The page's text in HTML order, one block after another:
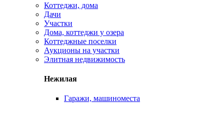
Коттеджи, дома
Дачи
Участки
Дома, коттеджи у озера
Коттеджные поселки
Аукционы на участки
Элитная недвижимость
Нежилая
Гаражи, машиноместа